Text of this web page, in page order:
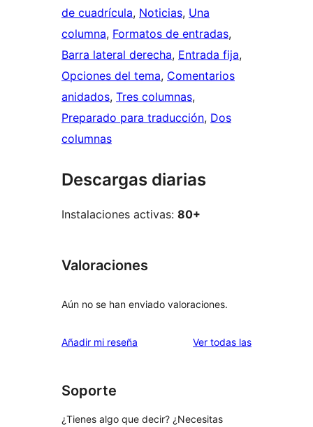
de cuadrícula, Noticias, Una
columna, Formatos de entradas
Barra lateral derecha, Entrada fija
Opciones del tema, Comentarios
anidados, Tres columnas
Preparado para traducción, Dos
columnas
Descargas diarias
Instalaciones activas: 80+
Valoraciones
Aún no se han enviado valoraciones.
Añadir mi reseña Ver todas lasvaloraciones
Soporte
¿Tienes algo que decir? ¿Necesitas